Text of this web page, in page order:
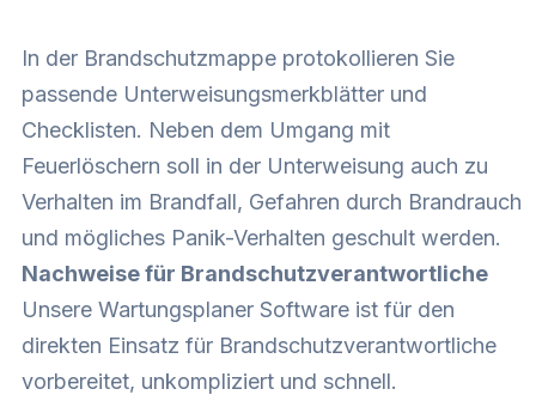
In der Brandschutzmappe protokollieren Sie
passende Unterweisungsmerkblätter und
Checklisten. Neben dem Umgang mit
Feuerlöschern soll in der Unterweisung auch zu
Verhalten im Brandfall, Gefahren durch Brandrauch
und mögliches Panik-Verhalten geschult werden.
Nachweise für Brandschutzverantwortliche
Unsere Wartungsplaner Software ist für den
direkten Einsatz für Brandschutzverantwortliche
vorbereitet, unkompliziert und schnell.